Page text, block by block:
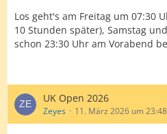
Los geht's am Freitag um 07:30
10 Stunden später), Samstag
schon 23:30 Uhr am Vorabend
UK Open 2026
Zeyes 11. März 2026 um 23:48